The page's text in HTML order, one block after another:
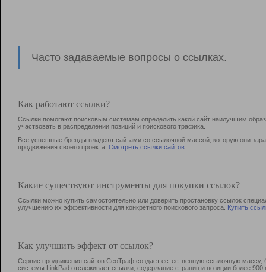
Часто задаваемые вопросы о ссылках.
Как работают ссылки?
Ссылки помогают поисковым системам определить какой сайт наилучшим
участвовать в раcпределении позиций и поискового трафика.
Все успешные бренды владеют сайтами со ссылочной массой, которую они
продвижения своего проекта. Смотреть ссылки сайтов
Какие существуют инструменты для покупки ссылок?
Ссылки можно купить самостоятельно или доверить простановку ссылок
улучшению их эффективности для конкретного поискового запроса. Купить
Как улучшить эффект от ссылок?
Сервис продвижения сайтов СеоТраф создает естественную ссылочную
системы LinkPad отслеживает ссылки, содержание страниц и позиции более